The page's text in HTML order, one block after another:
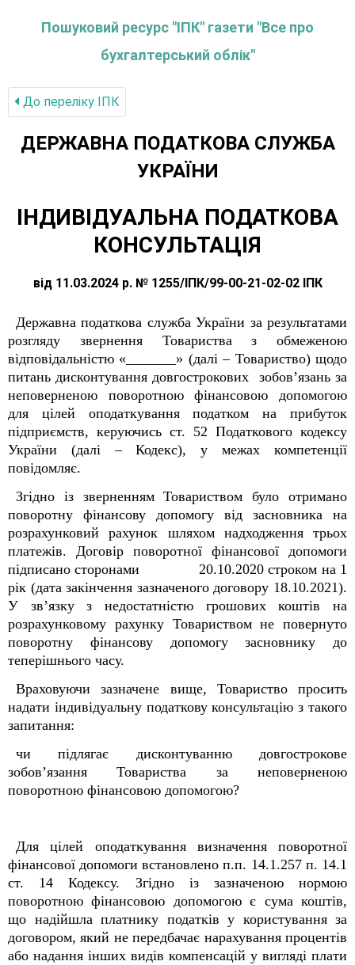
Пошуковий ресурс "ІПК" газети "Все про
бухгалтерський облік"
До переліку IПК
ДЕРЖАВНА ПОДАТКОВА СЛУЖБА
УКРАЇНИ
ІНДИВІДУАЛЬНА ПОДАТКОВА
КОНСУЛЬТАЦІЯ
від 11.03.2024 р. № 1255/ІПК/99-00-21-02-02 ІПК
Державна податкова служба України за результатами
розгляду звернення Товариства з обмеженою
відповідальністю «_______» (далі – Товариство) щодо
питань дисконтування довгострокових зобов’язань за
неповерненою поворотною фінансовою допомогою
для цілей оподаткування податком на прибуток
підприємств, керуючись ст. 52 Податкового кодексу
України (далі – Кодекс), у межах компетенції
повідомляє.
Згідно із зверненням Товариством було отримано
поворотну фінансову допомогу від засновника на
розрахунковий рахунок шляхом надходження трьох
платежів. Договір поворотної фінансової допомоги
підписано сторонами 20.10.2020 строком на 1
рік (дата закінчення зазначеного договору 18.10.2021).
У зв’язку з недостатністю грошових коштів на
розрахунковому рахунку Товариством не повернуто
поворотну фінансову допомогу засновнику до
теперішнього часу.
Враховуючи зазначене вище, Товариство просить
надати індивідуальну податкову консультацію з такого
запитання:
чи підлягає дисконтуванню довгострокове
зобов’язання Товариства за неповерненою
поворотною фінансовою допомогою?
Для цілей оподаткування визначення поворотної
фінансової допомоги встановлено п.п. 14.1.257 п. 14.1
ст. 14 Кодексу. Згідно із зазначеною нормою
поворотною фінансовою допомогою є сума коштів,
що надійшла платнику податків у користування за
договором, який не передбачає нарахування процентів
або надання інших видів компенсацій у вигляді плати